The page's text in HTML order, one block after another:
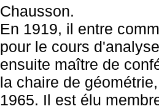
Chausson.
En 1919, il entre
pour le cours
ensuite maître de
la chaire de
1965. Il est élu